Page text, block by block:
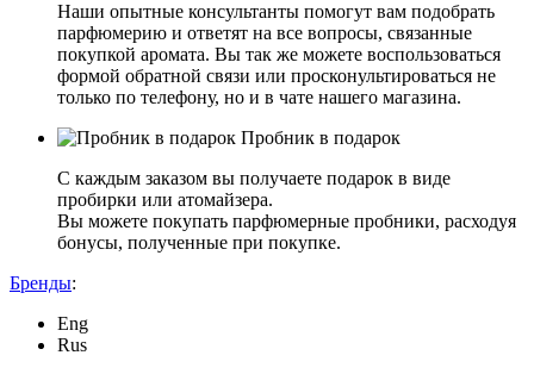
Наши опытные консультанты помогут вам подобрать
парфюмерию и ответят на все вопросы, связанные
покупкой аромата. Вы так же можете воспользоваться
формой обратной связи или просконультироваться не
только по телефону, но и в чате нашего магазина.
Пробник в подарок
С каждым заказом вы получаете подарок в виде
пробирки или атомайзера.
Вы можете покупать парфюмерные пробники, расходуя
бонусы, полученные при покупке.
Бренды:
Eng
Rus